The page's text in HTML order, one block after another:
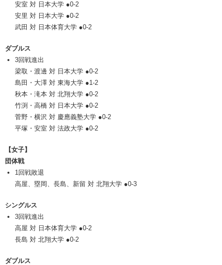
安室 対 日本大学 ●0-2
安里 対 日本大学 ●0-2
武田 対 日本体育大学 ●0-2
ダブルス
3回戦進出
梁取・渡邊 対 日本大学 ●0-2
島田・大澤 対 東海大学 ●1-2
秋本・滝本 対 北翔大学 ●0-2
竹渕・高橋 対 日本大学 ●0-2
菅野・横沢 対 慶應義塾大学 ●0-2
平塚・安室 対 法政大学 ●0-2
【女子】
団体戦
1回戦敗退
高屋、塁岡、長島、新留 対 北翔大学 ●0-3
シングルス
3回戦進出
高屋 対 日本体育大学 ●0-2
長島 対 北翔大学 ●0-2
ダブルス